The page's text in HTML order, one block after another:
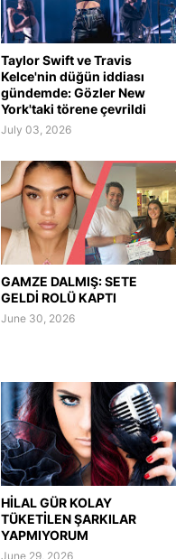
Taylor Swift ve Travis
Kelce'nin düğün iddiası
gündemde: Gözler New
York'taki törene çevrildi
July 03, 2026
GAMZE DALMIŞ: SETE
GELDİ ROLÜ KAPTI
June 30, 2026
HİLAL GÜR KOLAY
TÜKETİLEN ŞARKILAR
YAPMIYORUM
June 29, 2026